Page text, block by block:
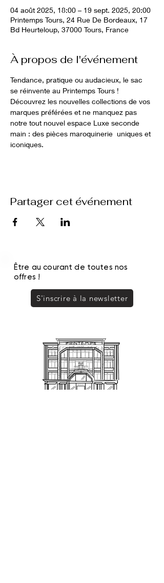
04 août 2025, 18:00 – 19 sept. 2025, 20:00
Printemps Tours, 24 Rue De Bordeaux, 17
Bd Heurteloup, 37000 Tours, France
À propos de l'événement
Tendance, pratique ou audacieux, le sac
se réinvente au Printemps Tours !
Découvrez les nouvelles collections de vos
marques préférées et ne manquez pas
notre tout nouvel espace Luxe seconde
main : des pièces maroquinerie  uniques et
iconiques.
Partager cet événement
Être au courant de toutes nos
offres !
S'inscrire à la newsletter